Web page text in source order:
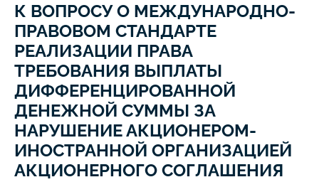
К ВОПРОСУ О МЕЖДУНАРОДНО-
ПРАВОВОМ СТАНДАРТЕ
РЕАЛИЗАЦИИ ПРАВА
ТРЕБОВАНИЯ ВЫПЛАТЫ
ДИФФЕРЕНЦИРОВАННОЙ
ДЕНЕЖНОЙ СУММЫ ЗА
НАРУШЕНИЕ АКЦИОНЕРОМ-
ИНОСТРАННОЙ ОРГАНИЗАЦИЕЙ
АКЦИОНЕРНОГО СОГЛАШЕНИЯ